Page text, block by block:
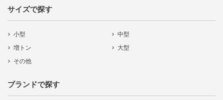
サイズで探す
小型
中型
増トン
大型
その他
ブランドで探す